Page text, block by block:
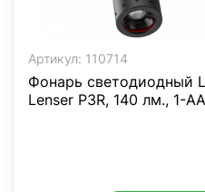
Артикул: 110714
Фонарь светодиодный
Lenser P3R, 140 лм., 1-